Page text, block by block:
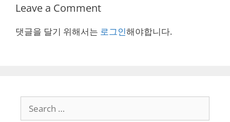
Leave a Comment
댓글을 달기 위해서는 로그인해야합니다.
for: